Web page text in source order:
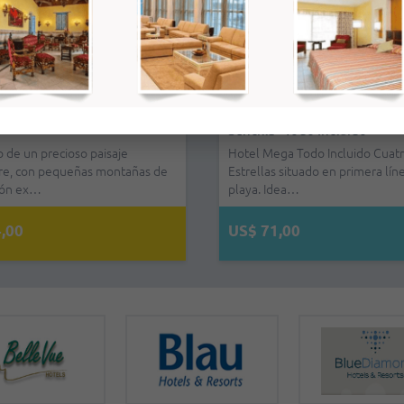
Descubra Family Resort Varadero en
Cuba para unas vacaciones perfectas en
el Cari…
US$ 110,00
Modelo: Hyundai Grand i 10
/ Renault Sandero Tarifa de
…
US$ 115,00
Hotel Mega Todo Incluido
Estrellas situado en primera
playa. Idea…
US$ 71,00